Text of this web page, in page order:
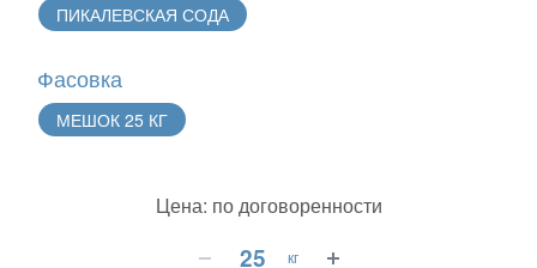
ПИКАЛЕВСКАЯ СОДА
Фасовка
МЕШОК 25 КГ
Цена: по договоренности
кг